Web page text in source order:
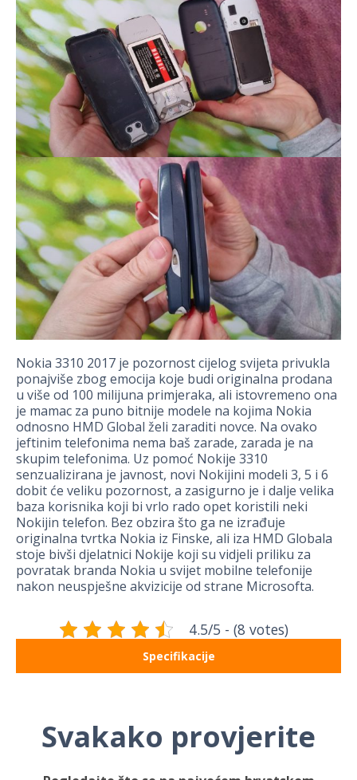
Nokia 3310 2017 je pozornost cijelog svijeta privukla
ponajviše zbog emocija koje budi originalna prodana
u više od 100 milijuna primjeraka, ali istovremeno ona
je mamac za puno bitnije modele na kojima Nokia
odnosno HMD Global želi zaraditi novce. Na ovako
jeftinim telefonima nema baš zarade, zarada je na
skupim telefonima. Uz pomoć Nokije 3310
senzualizirana je javnost, novi Nokijini modeli 3, 5 i 6
dobit će veliku pozornost, a zasigurno je i dalje velika
baza korisnika koji bi vrlo rado opet koristili neki
Nokijin telefon. Bez obzira što ga ne izrađuje
originalna tvrtka Nokia iz Finske, ali iza HMD Globala
stoje bivši djelatnici Nokije koji su vidjeli priliku za
povratak branda Nokia u svijet mobilne telefonije
nakon neuspješne akvizicije od strane Microsofta.
4.5/5 - (8 votes)
Specifikacije
Svakako provjerite